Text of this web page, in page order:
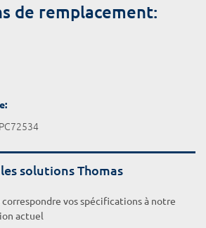
de remplacement:
PC72534
solutions Thomas
vos spécifications à notre
actuel